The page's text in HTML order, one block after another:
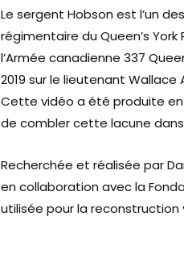
Le sergent Hobson est l’un
régimentaire du Queen’s
l’Armée canadienne 337
2019 sur le lieutenant Wallace
Cette vidéo a été produite
de combler cette lacune
Recherchée et réalisée par
en collaboration avec la
utilisée pour la reconstruction